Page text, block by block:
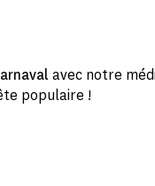
avec notre
populaire !